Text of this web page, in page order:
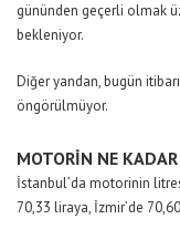
gününden geçerli olmak
bekleniyor.
Diğer yandan, bugün
öngörülmüyor.
MOTORİN NE
İstanbul’da motorinin
70,33 liraya, İzmir’de